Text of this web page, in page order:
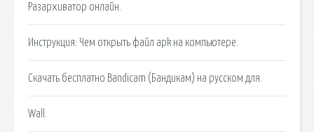
Разархиватор онлайн.
Инструкция: Чем открыть файл apk на компьютере.
Скачать бесплатно Bandicam (Бандикам) на русском для.
Wall.